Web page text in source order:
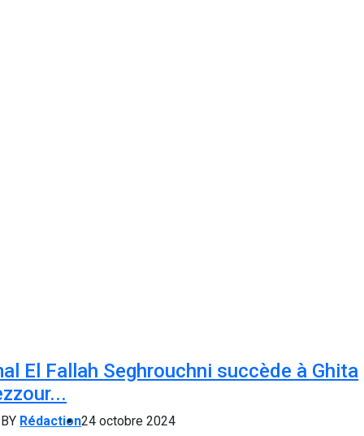
El Fallah Seghrouchni succède à Ghita
BY Rédaction24 octobre 2024